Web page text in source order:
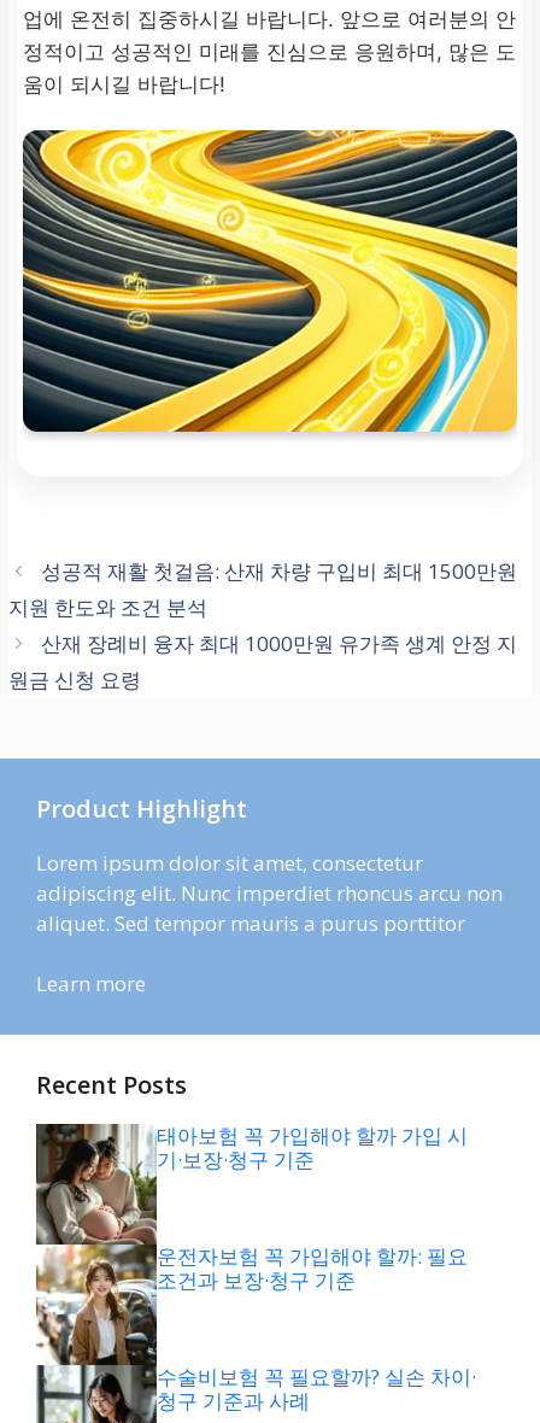
장해 후 직업 능력 개발 및
재취업 유도
산재 요양 4일 이상 & 용
도 증빙
장해 등급 판정 (1~12급)
또는 직무 전환 필요
업에 온전히 집중하시길 바랍니다. 앞으로 여러분의 안
정적이고 성공적인 미래를 진심으로 응원하며, 많은 도
움이 되시길 바랍니다!
성공적 재활 첫걸음: 산재 차량 구입비 최대 1500만원
지원 한도와 조건 분석
산재 장례비 융자 최대 1000만원 유가족 생계 안정 지
원금 신청 요령
Product Highlight
Lorem ipsum dolor sit amet, consectetur
adipiscing elit. Nunc imperdiet rhoncus arcu non
aliquet. Sed tempor mauris a purus porttitor
Learn more
Recent Posts
태아보험 꼭 가입해야 할까 가입 시
기·보장·청구 기준
운전자보험 꼭 가입해야 할까: 필요
조건과 보장·청구 기준
수술비보험 꼭 필요할까? 실손 차이·
청구 기준과 사례